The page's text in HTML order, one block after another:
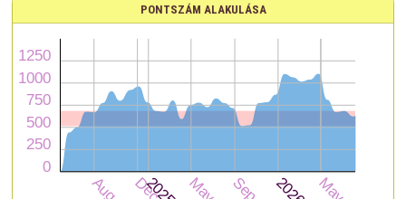
PONTSZÁM ALAKULÁSA